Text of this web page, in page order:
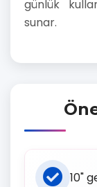
günlük
sunar.
10"